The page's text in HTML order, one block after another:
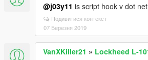
@j03y11 is script hook v dot
Подивитися контекст
07 Березня 2019
VanXKiller21 » Lockheed L-